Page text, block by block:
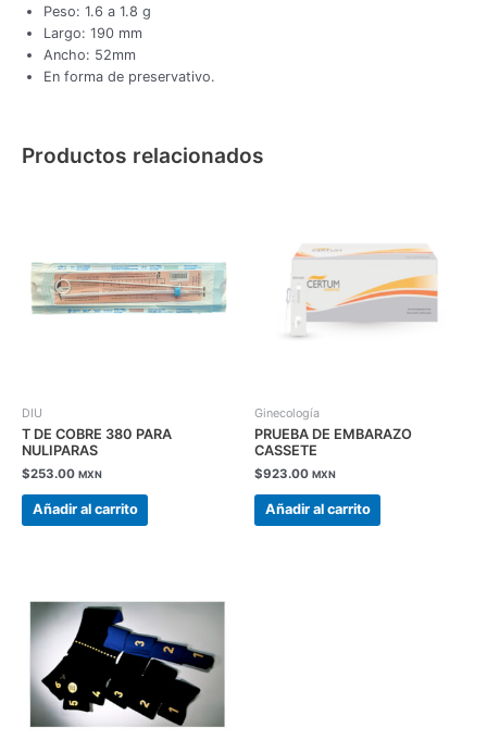
Peso: 1.6 a 1.8 g
Largo: 190 mm
Ancho: 52mm
En forma de preservativo.
Productos relacionados
DIU
T DE COBRE 380 PARA
NULIPARAS
$253.00 MXN
Añadir al carrito
Ginecología
PRUEBA DE EMBARAZO
CASSETE
$923.00 MXN
Añadir al carrito